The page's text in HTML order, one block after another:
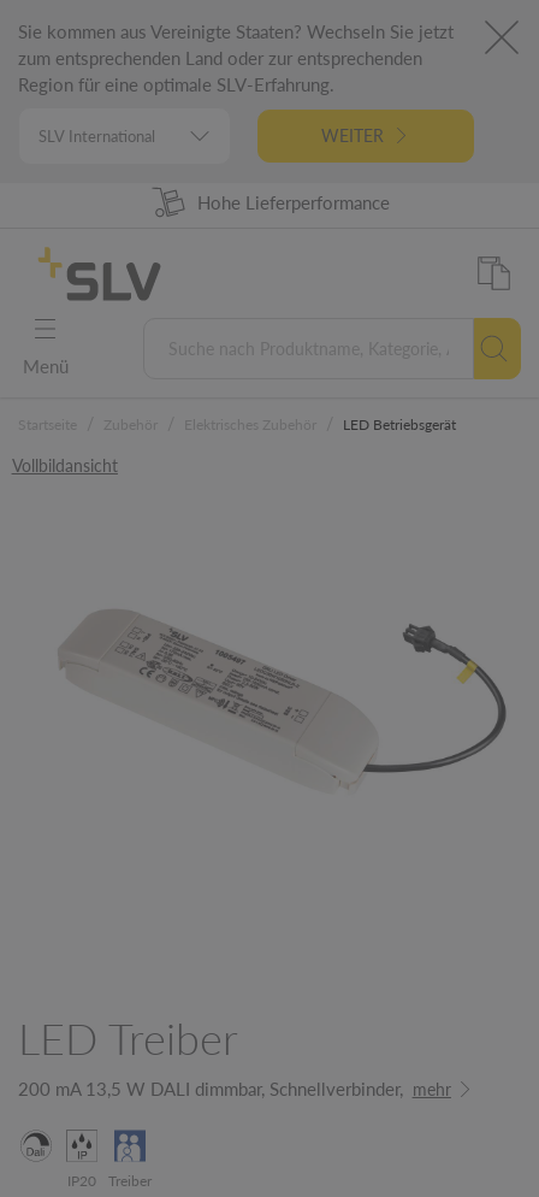
Sie kommen aus Vereinigte Staaten? Wechseln Sie jetzt
zum entsprechenden Land oder zur entsprechenden
Region für eine optimale SLV-Erfahrung.
WEITER
98% Warenverfügbarkeit
Hohe Lieferperformance
5 Jahre Garantie
German Engineering
Menü
LED Betriebsgerät
Vollbildansicht
LED Treiber
200 mA 13,5 W DALI dimmbar, Schnellverbinder, mehr
IP20 Treiber